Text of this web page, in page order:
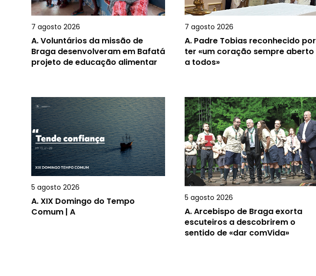
7 agosto 2026
A.Voluntários da missão de
Braga desenvolveram em Bafatá
projeto de educação alimentar
7 agosto 2026
A. Padre Tobias reconhecido por
ter «um coração sempre aberto
a todos»
5 agosto 2026
A.XIX Domingo do Tempo
Comum | A
5 agosto 2026
A.Arcebispo de Braga exorta
escuteiros a descobrirem o
sentido de «dar comVida»